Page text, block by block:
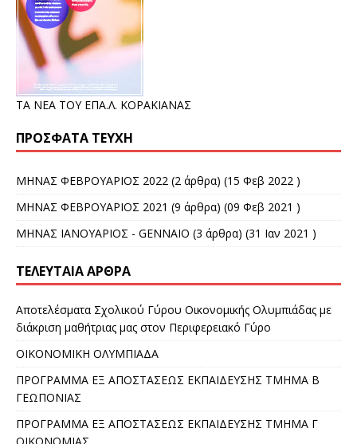
ΤΑ ΝΕΑ ΤΟΥ ΕΠΑ.Λ. ΚΟΡΑΚΙΑΝΑΣ
ΠΡΌΣΦΑΤΑ ΤΕΎΧΗ
ΜΗΝΑΣ ΦΕΒΡΟΥΑΡΙΟΣ 2022 (2 άρθρα) (15 Φεβ 2022 )
ΜΗΝΑΣ ΦΕΒΡΟΥΑΡΙΟΣ 2021 (9 άρθρα) (09 Φεβ 2021 )
ΜΗΝΑΣ ΙΑΝΟΥΑΡΙΟΣ - GENNAIO (3 άρθρα) (31 Ιαν 2021 )
ΤΕΛΕΥΤΑΊΑ ΆΡΘΡΑ
Αποτελέσματα Σχολικού Γύρου Οικονομικής Ολυμπιάδας με
διάκριση μαθήτριας μας στον Περιφερειακό Γύρο
ΟΙΚΟΝΟΜΙΚΗ ΟΛΥΜΠΙΑΔΑ
ΠΡΟΓΡΑΜΜΑ ΕΞ ΑΠΟΣΤΑΣΕΩΣ ΕΚΠΑΙΔΕΥΣΗΣ ΤΜΗΜΑ Β
ΓΕΩΠΟΝΙΑΣ
ΠΡΟΓΡΑΜΜΑ ΕΞ ΑΠΟΣΤΑΣΕΩΣ ΕΚΠΑΙΔΕΥΣΗΣ ΤΜΗΜΑ Γ